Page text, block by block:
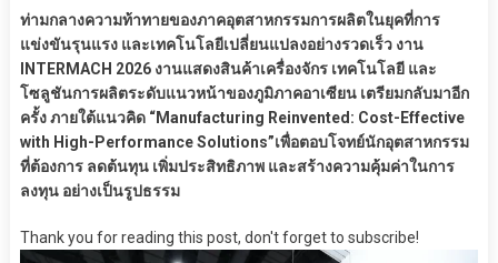
ท่ามกลางความท้าทายของภาคอุตสาหกรรมการผลิตในยุคที่การ
แข่งขันรุนแรง และเทคโนโลยีเปลี่ยนแปลงอย่างรวดเร็ว งาน
INTERMACH 2026 งานแสดงสินค้าเครื่องจักร เทคโนโลยี และ
โซลูชันการผลิตระดับแนวหน้าของภูมิภาคอาเซียน เตรียมกลับมาอีก
ครั้ง ภายใต้แนวคิด “Manufacturing Reinvented: Cost-Effective
with High-Performance Solutions”เพื่อตอบโจทย์นักอุตสาหกรรม
ที่ต้องการ ลดต้นทุน เพิ่มประสิทธิภาพ และสร้างความคุ้มค่าในการ
ลงทุน อย่างเป็นรูปธรรม
Thank you for reading this post, don't forget to subscribe!